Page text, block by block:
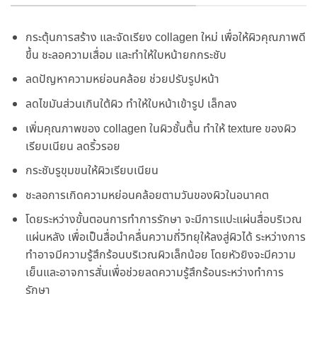
กระตุ้นการสร้าง และจัดเรียง collagen ใหม่ เพื่อให้ผิวคุณภาพดี
ขึ้น ชะลอความเสื่อม และทำให้ใบหน้ายกกระชับ
ลดปัญหาความหย่อนคล้อย ช่วยปรับรูปหน้า
ลดไขมันส่วนเกินใต้ผิว ทำให้ใบหน้าเข้ารูป เล็กลง
เพิ่มคุณภาพของ collagen ในผิวชั้นตื้น ทำให้ texture ของผิว
เรียบเนียน ลดริ้วรอย
กระชับรูขุมขนให้ผิวเรียบเนียน
ชะลอการเกิดความหย่อนคล้อยตามวันของผิวในอนาคต
โดยระหว่างขั้นตอนการทำการรักษา จะมีการแปะแผ่นสื่อบริเวณ
แผ่นหลัง เพื่อเป็นสื่อนำคลื่นความถี่วิทยุให้ลงสู่ผิวได้ ระหว่างการ
ทำอาจมีความรู้สึกร้อนบริเวณผิวเล็กน้อย โดยหัวยิงจะมีความ
เย็นและอาจการสั่นเพื่อช่วยลดความรู้สึกร้อนระหว่างทำการ
รักษา